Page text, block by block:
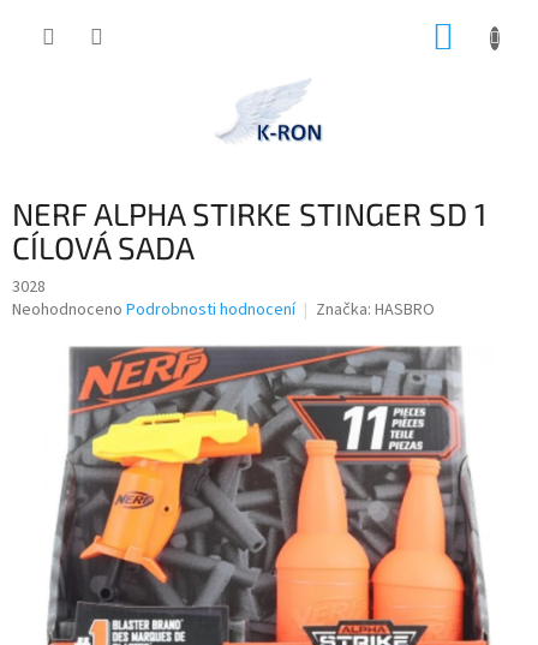
NERF ALPHA STIRKE STINGER SD 1
CÍLOVÁ SADA
3028
Průměrné
produktu
hvězdiček.
Neohodnoceno Podrobnosti hodnocení Značka: HASBRO